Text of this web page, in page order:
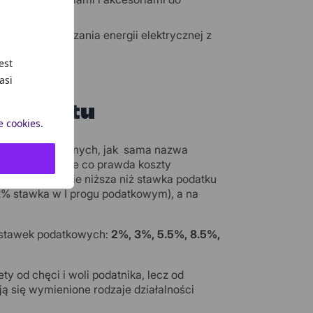
cookies.
wytwarzania energii elektrycznej z
jak sama nazwa
Oznacza to, że co prawda koszty
reguły będzie niższa niż stawka podatku
stawka w I progu podatkowym), a na
podatkowych: 2%, 3%, 5.5%, 8.5%,
od chęci i woli podatnika, lecz od
się wymienione rodzaje działalności